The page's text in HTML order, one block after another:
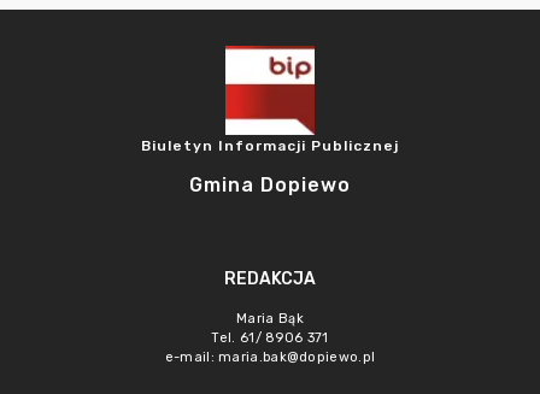
Biuletyn Informacji Publicznej
Gmina Dopiewo
REDAKCJA
Maria Bąk
Tel. 61/ 8906 371
e-mail: maria.bak@dopiewo.pl